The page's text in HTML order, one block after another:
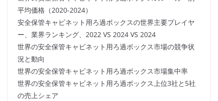
平均価格（2020-2024）
安全保管キャビネット用ろ過ボックスの世界主要プレイヤ
ー、業界ランキング、2022 VS 2024 VS 2024
世界の安全保管キャビネット用ろ過ボックス市場の競争状
況と動向
世界の安全保管キャビネット用ろ過ボックス市場集中率
世界の安全保管キャビネット用ろ過ボックス上位3社と5社
の売上シェア